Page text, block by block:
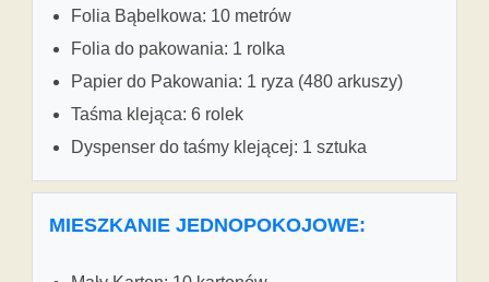
Folia Bąbelkowa: 10 metrów
Folia do pakowania: 1 rolka
Papier do Pakowania: 1 ryza (480 arkuszy)
Taśma klejąca: 6 rolek
Dyspenser do taśmy klejącej: 1 sztuka
MIESZKANIE JEDNOPOKOJOWE: